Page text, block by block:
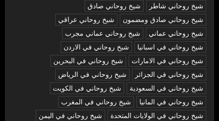
شيخ روحاني شاطر
شيخ روحاني صادق
شيخ روحاني صادق ومضمون
شيخ روحاني عراقي
شيخ روحاني عماني
شيخ روحاني عماني مجرب
شيخ روحاني في اسبانيا
شيخ روحاني في الاردن
شيخ روحاني في الامارات
شيخ روحاني في البحرين
شيخ روحاني في الجزائر
شيخ روحاني في الرياض
شيخ روحاني في السعودية
شيخ روحاني في الكويت
شيخ روحاني في المانيا
شيخ روحاني في المغرب
شيخ روحاني في الولايات المتحدة
شيخ روحاني في اليمن